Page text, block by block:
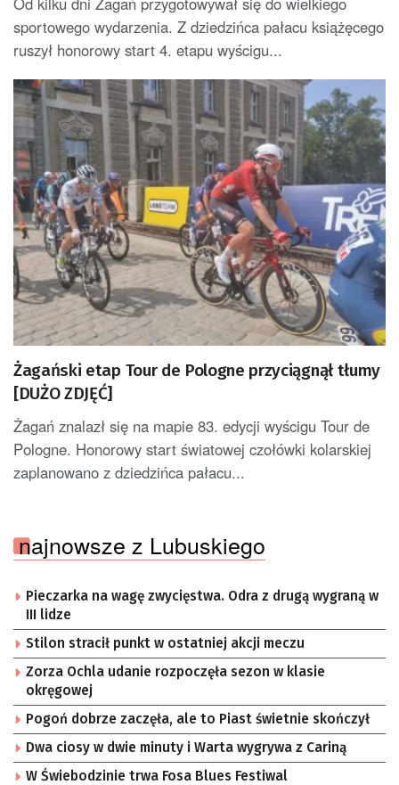
sportowego wydarzenia. Z dziedzińca pałacu książęcego
ruszył honorowy start 4. etapu wyścigu...
Żagański etap Tour de Pologne przyciągnął tłumy
[DUŻO ZDJĘĆ]
Żagań znalazł się na mapie 83. edycji wyścigu Tour de
Pologne. Honorowy start światowej czołówki kolarskiej
zaplanowano z dziedzińca pałacu...
najnowsze z Lubuskiego
Pieczarka na wagę zwycięstwa. Odra z drugą wygraną w
III lidze
Stilon stracił punkt w ostatniej akcji meczu
Zorza Ochla udanie rozpoczęła sezon w klasie
okręgowej
Pogoń dobrze zaczęła, ale to Piast świetnie skończył
Dwa ciosy w dwie minuty i Warta wygrywa z Cariną
W Świebodzinie trwa Fosa Blues Festiwal